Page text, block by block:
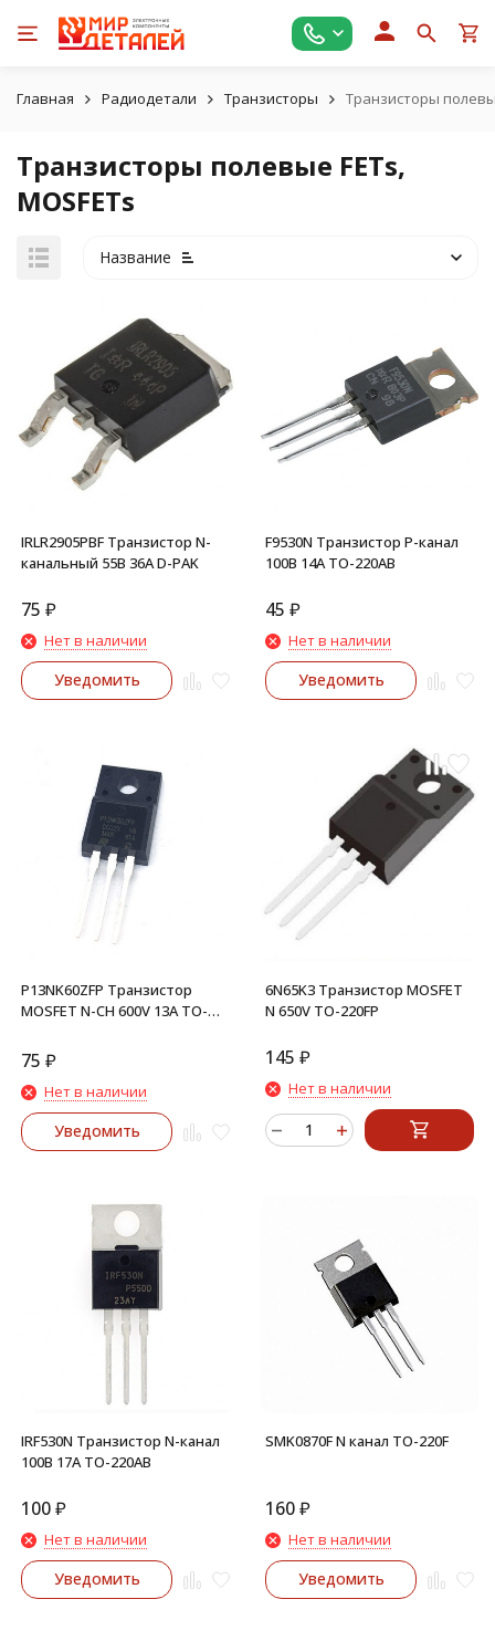
Главная Радиодетали Транзисторы Транзисторы
Транзисторы полевые FETs,
MOSFETs
Название
IRLR2905PBF Транзистор N-
канальный 55В 36А D-PAK
75 ₽
Нет в наличии
Уведомить
F9530N Транзистор P-канал
100В 14А TO-220AB
45 ₽
Нет в наличии
Уведомить
P13NK60ZFP Транзистор
MOSFET N-CH 600V 13A TO-
75 ₽
Нет в наличии
Уведомить
6N65K3 Транзистор MOSFET
N 650V TO-220FP
145 ₽
Нет в наличии
IRF530N Транзистор N-канал
100В 17А TO-220AB
100₽
Нет в наличии
Уведомить
SMK0870F N канал TO-220F
160₽
Нет в наличии
Уведомить